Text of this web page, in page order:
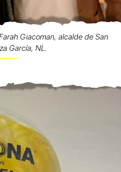
Giacoman, alcalde de San
García, NL.